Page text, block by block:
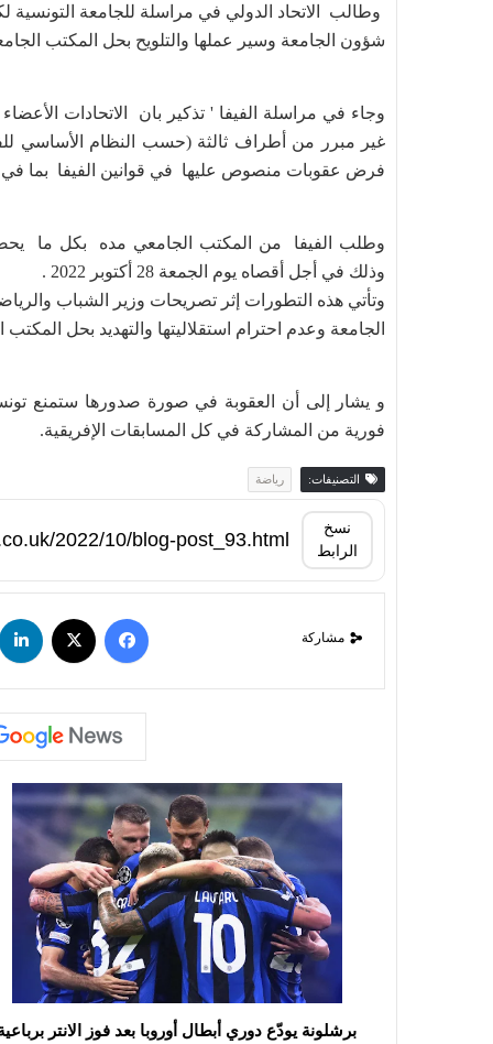
وطالب الاتحاد الدولي في مراسلة للجامعة
شؤون الجامعة وسير عملها والتلويح بحل المكتب
وجاء في مراسلة الفيفا ' تذكير بان الاتحادات
غير مبرر من أطراف ثالثة (حسب النظام الأساسي
فرض عقوبات منصوص عليها في قوانين الفيفا بما في
وطلب الفيفا من المكتب الجامعي مده بكل ما
وذلك في أجل أقصاه يوم الجمعة 28 أكتوبر 2022 .
وتأتي هذه التطورات إثر تصريحات وزير الشباب
الجامعة وعدم احترام استقلاليتها والتهديد بحل
و يشار إلى أن العقوبة في صورة صدورها ستمنع
فورية من المشاركة في كل المسابقات الإفريقية.
التصنيفات: رياضة
نسخ
الرابط
مشاركة
برشلونة يودّع دوري أبطال أوروبا بعد فوز الانتر